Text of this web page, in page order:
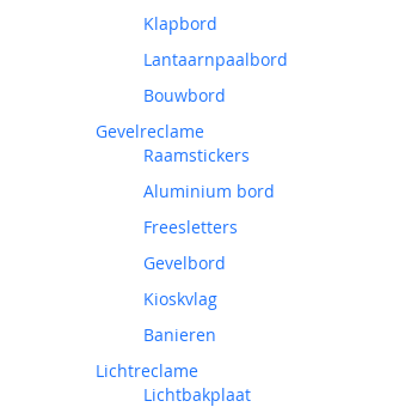
Klapbord
Lantaarnpaalbord
Bouwbord
Gevelreclame
Raamstickers
Aluminium bord
Freesletters
Gevelbord
Kioskvlag
Banieren
Lichtreclame
Lichtbakplaat